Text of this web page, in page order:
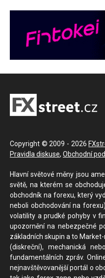
Copyright © 2009 - 2026
Pravidla diskuse, Obchodní
Hlavní světové měny jsou
světě, na kterém se
obchodník na forexu, který
neboli obchodování na
volatility a prudké pohyby v
upozornění na nebezpečné
základních skupin a to
(diskreční), mechanická
fundamentálních zpráv.
nejnavštěvovanější portál o